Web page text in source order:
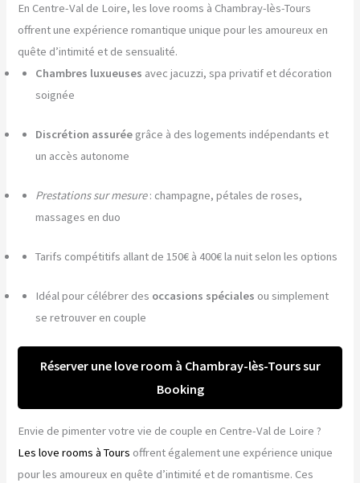
En Centre-Val de Loire, les love rooms à Chambray-lès-Tours
offrent une expérience romantique unique pour les amoureux en
quête d’intimité et de sensualité.
Chambres luxueuses avec jacuzzi, spa privatif et décoration
soignée
Discrétion assurée grâce à des logements indépendants et
un accès autonome
Prestations sur mesure: champagne, pétales de roses,
massages en duo
Tarifs compétitifs allant de 150€ à 400€ la nuit selon les options
Idéal pour célébrer des occasions spéciales ou simplement
se retrouver en couple
Réserver une love room à Chambray-lès-Tours sur
Booking
Envie de pimenter votre vie de couple en Centre-Val de Loire ?
Les love rooms à Tours offrent également une expérience unique
pour les amoureux en quête d’intimité et de romantisme. Ces